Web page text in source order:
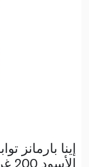
إينا بارمانز
الأسود 200 غرام